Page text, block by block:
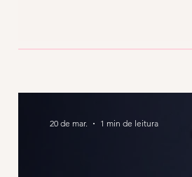
20 de mar. 1 min de leitura